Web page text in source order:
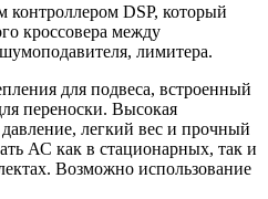
DSP, который
кроссовера между
лимитера.
для подвеса, встроенный
переноски. Высокая
легкий вес и прочный
АС как в стационарных, так и
Возможно использование